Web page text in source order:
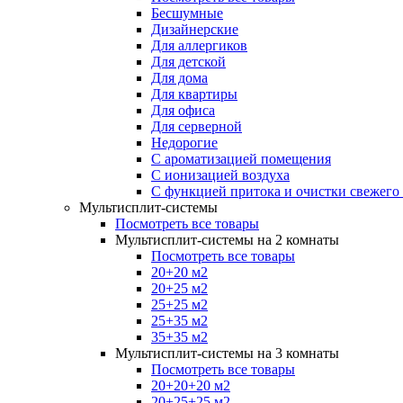
Бесшумные
Дизайнерские
Для аллергиков
Для детской
Для дома
Для квартиры
Для офиса
Для серверной
Недорогие
С ароматизацией помещения
С ионизацией воздуха
С функцией притока и очистки свежего
Мультисплит-системы
Посмотреть все товары
Мультисплит-системы на 2 комнаты
Посмотреть все товары
20+20 м2
20+25 м2
25+25 м2
25+35 м2
35+35 м2
Мультисплит-системы на 3 комнаты
Посмотреть все товары
20+20+20 м2